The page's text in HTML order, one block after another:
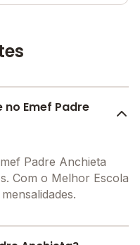
Emef Padre
Padre Anchieta
Com o Melhor Escola